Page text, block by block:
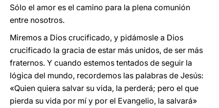
Sólo el amor es el camino para la plena comunión
entre nosotros.
Miremos a Dios crucificado, y pidámosle a Dios
crucificado la gracia de estar más unidos, de ser más
fraternos. Y cuando estemos tentados de seguir la
lógica del mundo, recordemos las palabras de Jesús:
«Quien quiera salvar su vida, la perderá; pero el que
pierda su vida por mí y por el Evangelio, la salvará»